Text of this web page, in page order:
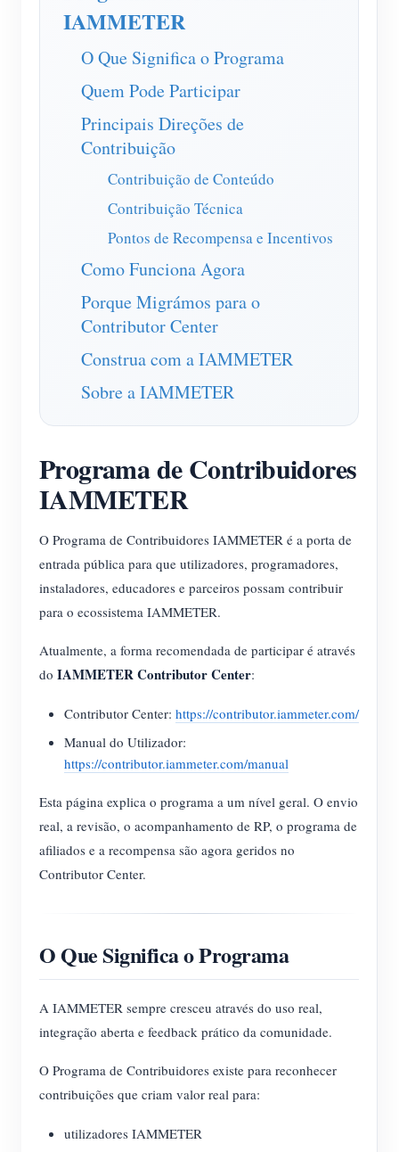
Carregador EV
Aplicações
Monitor de energia do sistema solar fotovoltaico
Monitor de consumo de eletricidade
Sistema de controle de aquecedor FV
Monitoramento de energia da fábrica
Loja
Recursos
Vídeo tutorial
FAQ
Notícias
Blog
Comunidade
Programa de contribuidores
Centro de contribuidores
Atividades IAMMETER
Fórum
App Loja
Explorar site
Ranking FV
Soluções
Contato
Sobre nós
IAMMETER
O Que Significa o Programa
Quem Pode Participar
Principais Direções de
Contribuição
Contribuição de Conteúdo
Contribuição Técnica
Pontos de Recompensa e Incentivos
Como Funciona Agora
Porque Migrámos para o
Contributor Center
Construa com a IAMMETER
Sobre a IAMMETER
Programa de Contribuidores
IAMMETER
O Programa de Contribuidores IAMMETER é a porta de
entrada pública para que utilizadores, programadores,
instaladores, educadores e parceiros possam contribuir
para o ecossistema IAMMETER.
Atualmente, a forma recomendada de participar é através
do IAMMETER Contributor Center:
Contributor Center: https://contributor.iammeter.com/
Manual do Utilizador:
https://contributor.iammeter.com/manual
Esta página explica o programa a um nível geral. O envio
real, a revisão, o acompanhamento de RP, o programa de
afiliados e a recompensa são agora geridos no
Contributor Center.
O Que Significa o Programa
A IAMMETER sempre cresceu através do uso real,
integração aberta e feedback prático da comunidade.
O Programa de Contribuidores existe para reconhecer
contribuições que criam valor real para:
utilizadores IAMMETER